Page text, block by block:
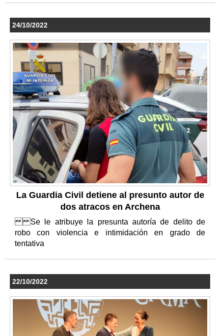
24/10/2022
La Guardia Civil detiene al presunto autor de
dos atracos en Archena
Se le atribuye la presunta autoría de delito de
robo con violencia e intimidación en grado de
tentativa
22/10/2022